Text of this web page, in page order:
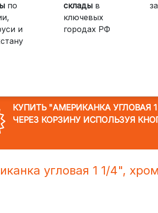
по
и
склады в
ключевых
городах РФ
КУПИТЬ "АМЕРИКАНКА УГЛОВАЯ
ЧЕРЕЗ КОРЗИНУ ИСПОЛЬЗУЯ
угловая 1 1/4", хром